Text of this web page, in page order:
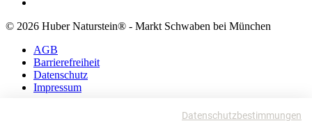
© 2026 Huber Naturstein® - Markt Schwaben bei München
AGB
Barrierefreiheit
Datenschutz
Impressum
Datenschutzbestimmungen